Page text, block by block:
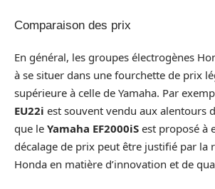
Comparaison des prix
En général, les groupes électrogènes
à se situer dans une fourchette de prix
supérieure à celle de Yamaha. Par
EU22i est souvent vendu aux alentours
que le Yamaha EF2000iS est proposé à
décalage de prix peut être justifié par la
Honda en matière d’innovation et de